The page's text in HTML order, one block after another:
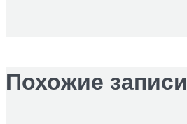
Похожие записи